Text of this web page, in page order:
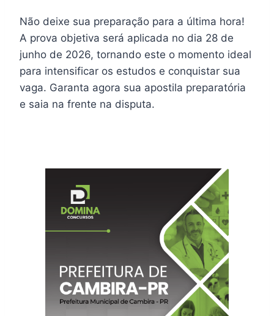
Não deixe sua preparação para a última hora!
A prova objetiva será aplicada no dia 28 de
junho de 2026, tornando este o momento ideal
para intensificar os estudos e conquistar sua
vaga. Garanta agora sua apostila preparatória
e saia na frente na disputa.